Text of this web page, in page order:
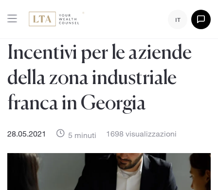
IT
Incentivi per le aziende
della zona industriale
franca in Georgia
28.05.2021 5 minuti 1698 visualizzazioni